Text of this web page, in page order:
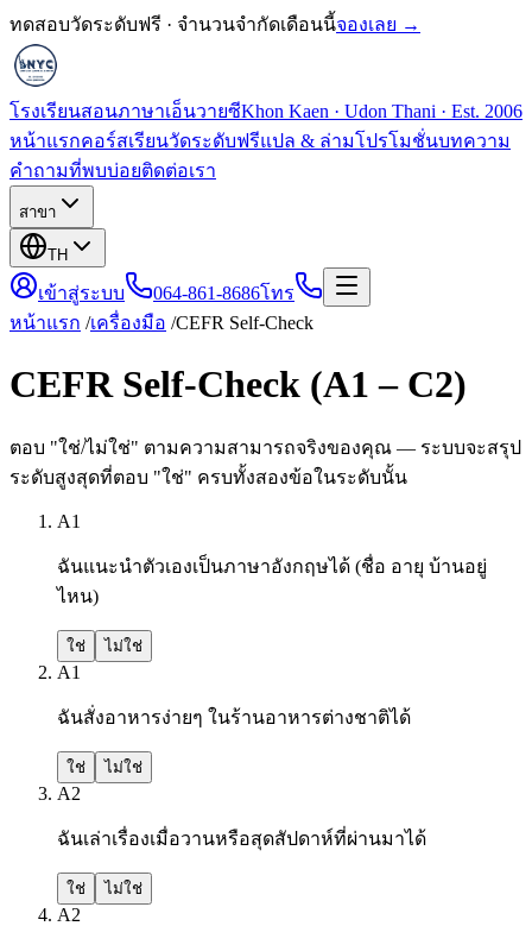
ทดสอบวัดระดับฟรี · จำนวนจำกัดเดือนนี้จองเลย →
โรงเรียนสอนภาษาเอ็นวายซีKhon Kaen · Udon Thani · Est. 2006
หน้าแรกคอร์สเรียนวัดระดับฟรีแปล & ล่ามโปรโมชั่นบทความ
คำถามที่พบบ่อยติดต่อเรา
สาขา
TH
เข้าสู่ระบบ 064-861-8686โทร
หน้าแรก /เครื่องมือ /CEFR Self-Check
CEFR Self-Check (A1 – C2)
ตอบ "ใช่/ไม่ใช่" ตามความสามารถจริงของคุณ — ระบบจะสรุป
ระดับสูงสุดที่ตอบ "ใช่" ครบทั้งสองข้อในระดับนั้น
A1
ฉันแนะนำตัวเองเป็นภาษาอังกฤษได้ (ชื่อ อายุ บ้านอยู่
ไหน)
ใช่ ไม่ใช่
A1
ฉันสั่งอาหารง่ายๆ ในร้านอาหารต่างชาติได้
ใช่ ไม่ใช่
A2
ฉันเล่าเรื่องเมื่อวานหรือสุดสัปดาห์ที่ผ่านมาได้
ใช่ ไม่ใช่
A2